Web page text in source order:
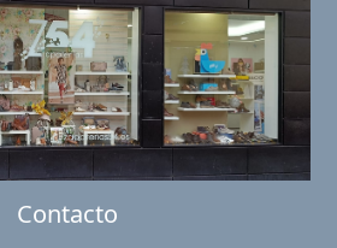
Contacto